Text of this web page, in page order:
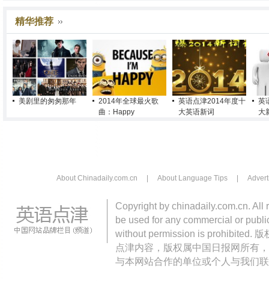
精华推荐
美剧里的匆匆那年
2014年全球最火歌
曲：Happy
英语点津2014年度十
大英语新词
英
大
About Chinadaily.com.cn About Language Tips
Copyright by chinadaily.com.cn. All
be used for any commercial or
without permission is prohibited.
点津内容，版权属中国日报网所有
与本网站合作的单位或个人与我们